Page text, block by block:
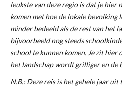
leukste van deze regio is dat je hier
komen met hoe de lokale bevolking
minder bedeeld als de rest van het
bijvoorbeeld nog steeds
school te kunnen komen. Je zit hier
het landschap wordt grilliger en de
N.B.: Deze reis is het gehele jaar uit